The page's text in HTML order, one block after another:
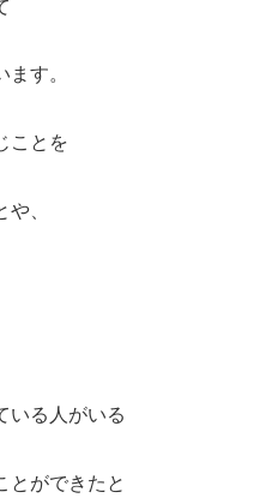
す。
ことを
、
いる人がいる
とができたと